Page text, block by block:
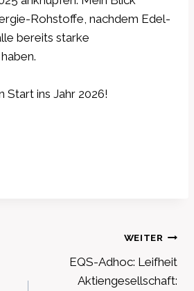
Rohstoffe, nachdem Edel-
bereits starke
Start ins Jahr 2026!
WEITER
EQS-Adhoc: Leifheit
Aktiengesellschaft: